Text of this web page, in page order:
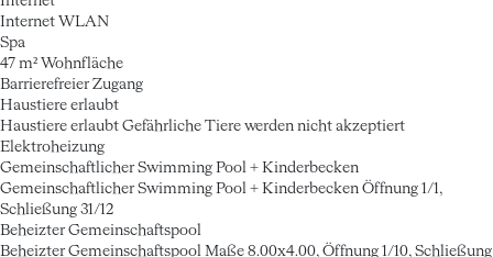
Internet WLAN
Spa
47 m² Wohnfläche
Barrierefreier Zugang
Haustiere erlaubt
Haustiere erlaubt Gefährliche Tiere werden nicht akzeptiert
Elektroheizung
Gemeinschaftlicher Swimming Pool + Kinderbecken
Gemeinschaftlicher Swimming Pool + Kinderbecken Öffnung 1/1,
Schließung 31/12
Beheizter Gemeinschaftspool
Beheizter Gemeinschaftspool Maße 8.00x4.00, Öffnung 1/10, Schließung